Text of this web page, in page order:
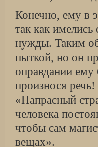
Конечно, ему в
так как
нужды. Таким
пыткой, но он
оправдании ему
произнося
«Напрасный
человека
чтобы сам
вещах».